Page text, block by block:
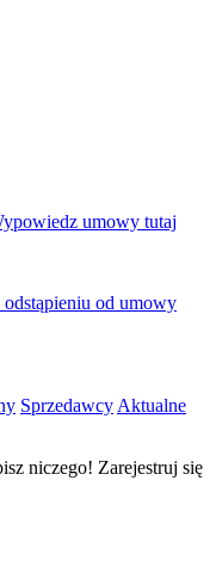
umowy tutaj
odstąpieniu od umowy
SprzedawcyAktualne
niczego! Zarejestruj się